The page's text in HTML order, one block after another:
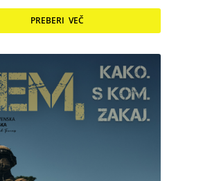
PREBERI VEČ